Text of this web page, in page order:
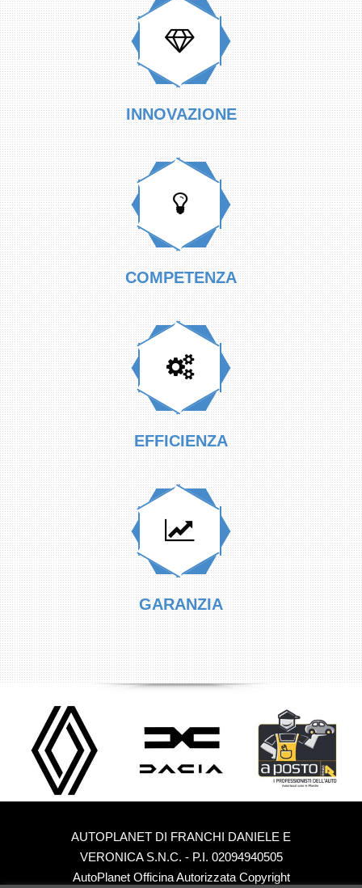
INNOVAZIONE
COMPETENZA
EFFICIENZA
GARANZIA
AUTOPLANET DI FRANCHI DANIELE E
VERONICA S.N.C. - P.I. 02094940505
AutoPlanet Officina Autorizzata Copyright